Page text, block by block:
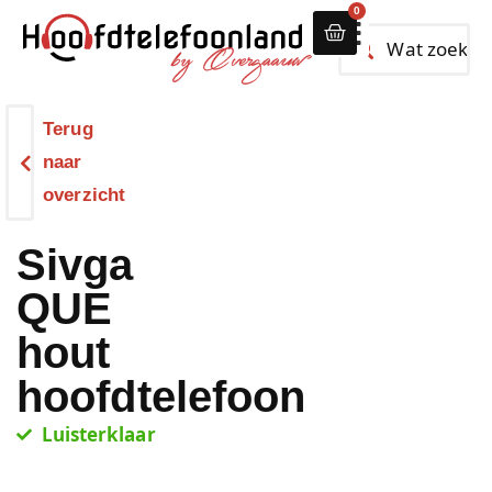
0
Terug
naar
overzicht
Sivga
QUE
hout
hoofdtelefoon
Luisterklaar